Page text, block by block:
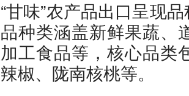
“甘味”农产品出口呈现
品种类涵盖新鲜果蔬、
加工食品等，核心品类
辣椒、陇南核桃等。